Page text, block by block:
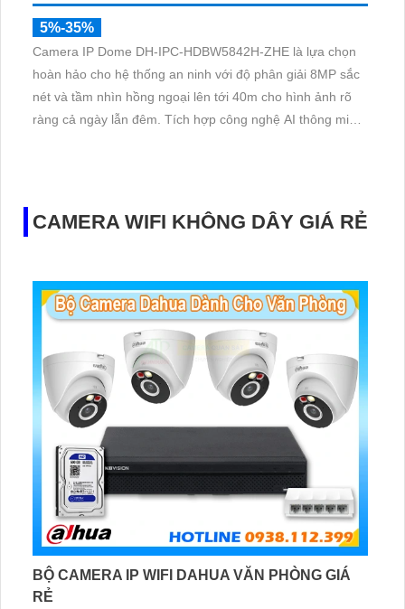
5%-35%
Camera IP Dome DH-IPC-HDBW5842H-ZHE là lựa chọn
hoàn hảo cho hệ thống an ninh với độ phân giải 8MP sắc
nét và tầm nhìn hồng ngoại lên tới 40m cho hình ảnh rõ
ràng cả ngày lẫn đêm. Tích hợp công nghệ AI thông minh
CAMERA WIFI KHÔNG DÂY GIÁ RẺ
BỘ CAMERA IP WIFI DAHUA VĂN PHÒNG GIÁ
RẺ